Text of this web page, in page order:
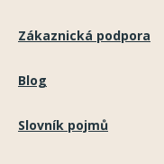
Zákaznická podpora
Blog
Slovník pojmů